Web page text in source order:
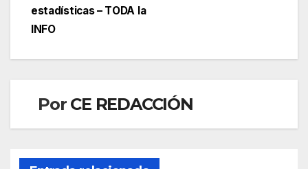
estadísticas – TODA la
INFO
Por CE REDACCIÓN